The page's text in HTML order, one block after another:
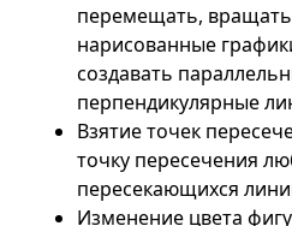
перемещать,
нарисованные
создавать
перпендикулярные
Взятие точек
точку пересечения
пересекающихся
Изменение цвета